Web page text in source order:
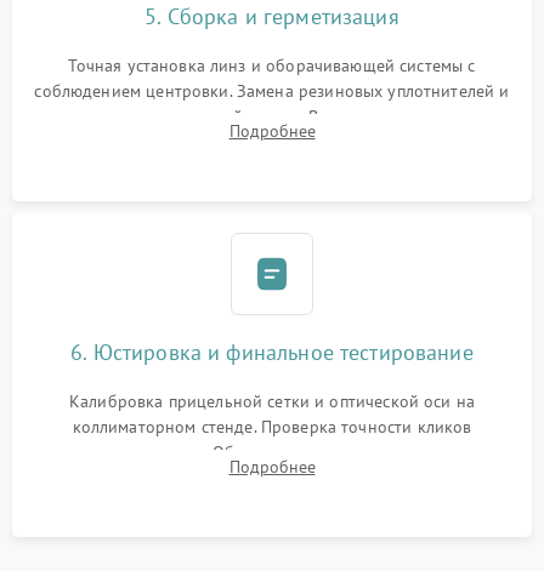
5. Сборка и герметизация
Точная установка линз и оборачивающей системы с
соблюдением центровки. Замена резиновых уплотнителей и
нанесение влагозащитной смазки. Вакуумирование корпуса
и заполнение его осушенным азотом или аргоном для
Подробнее
6. Юстировка и финальное тестирование
Калибровка прицельной сетки и оптической оси на
коллиматорном стенде. Проверка точности кликов
механизма поправок. Обязательное испытание прицела на
ударном стенде для проверки устойчивости к отдаче и
Подробнее